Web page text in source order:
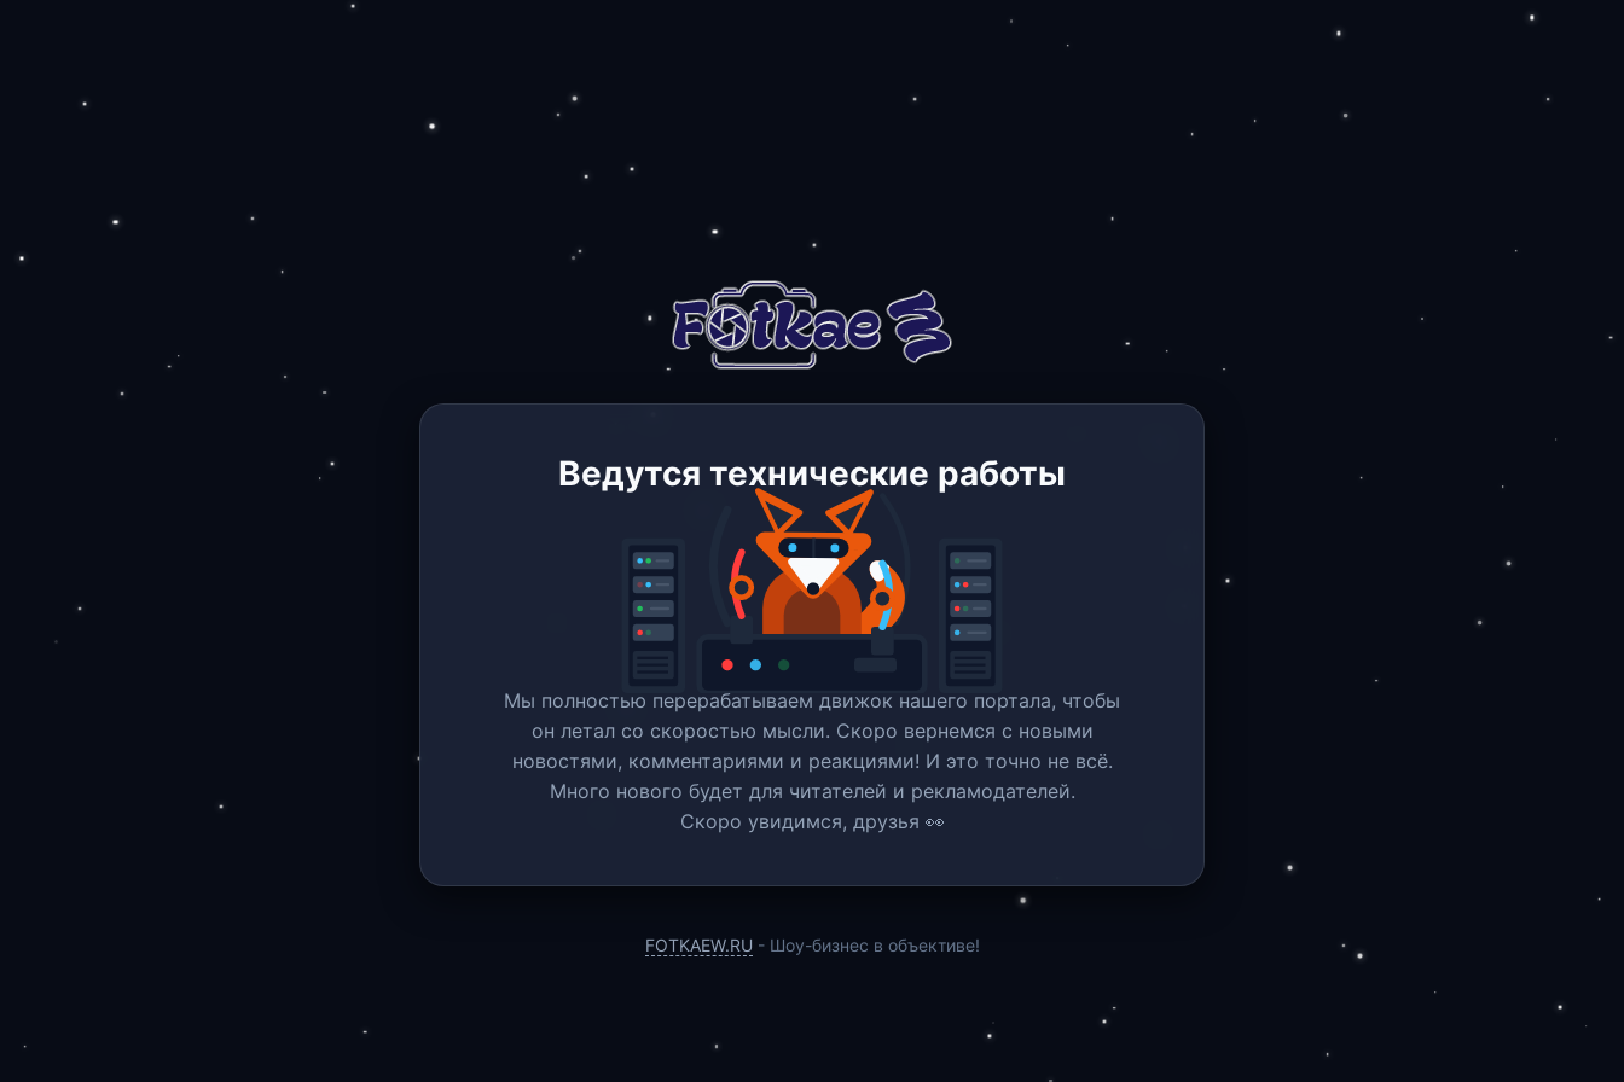
Ведутся технические работы
Мы полностью перерабатываем движок нашего портала, чтобы
он летал со скоростью мысли. Скоро вернемся c новыми
новостями, комментариями и реакциями! И это точно не всё.
Много нового будет для читателей и рекламодателей.
Скоро увидимся, друзья 👀
FOTKAEW.RU - Шоу-бизнес в объективе!